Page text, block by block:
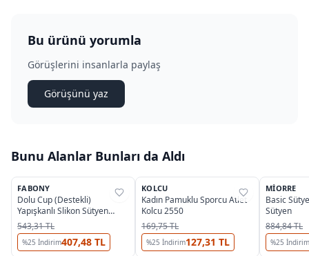
Bu ürünü yorumla
Görüşlerini insanlarla paylaş
Görüşünü yaz
Bunu Alanlar Bunları da Aldı
%33
FABONY
Dolu Cup (Destekli)
Yapışkanlı Slikon Sütyen
Fabony 3450
543,31 TL
%25 İndirim407,48 TL
%33
KOLCU
Kadın Pamuklu Sporcu Atlet
Kolcu 2550
169,75 TL
%25 İndirim127,31 TL
%40
MIORRE
Basic
Sütyen
884,84 TL
%25 İndirim